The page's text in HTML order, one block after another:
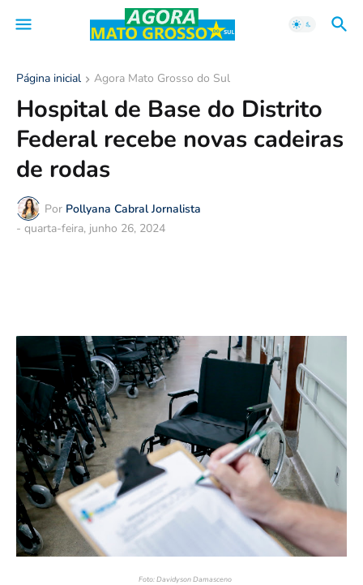
Página inicial Agora Mato Grosso do Sul
Hospital de Base do Distrito
Federal recebe novas cadeiras
de rodas
Por Pollyana Cabral Jornalista
- quarta-feira, junho 26, 2024
Foto: Davidyson Damasceno